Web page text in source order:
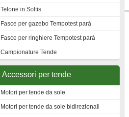
Telone in Soltis
Fasce per gazebo Tempotest parà
Fasce per ringhiere Tempotest parà
Campionature Tende
Accessori per tende
Motori per tende da sole
Motori per tende da sole bidirezionali